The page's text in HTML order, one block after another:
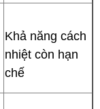
Khả năng cách
nhiệt còn hạn
chế